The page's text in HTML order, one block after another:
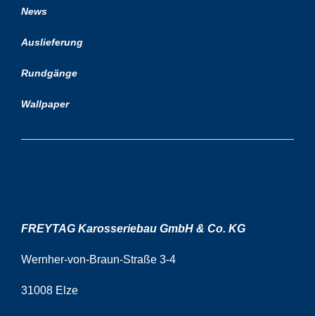
News
Auslieferung
Rundgänge
Wallpaper
FREYTAG Karosseriebau GmbH & Co. KG
Wernher-von-Braun-Straße 3-4
31008 Elze